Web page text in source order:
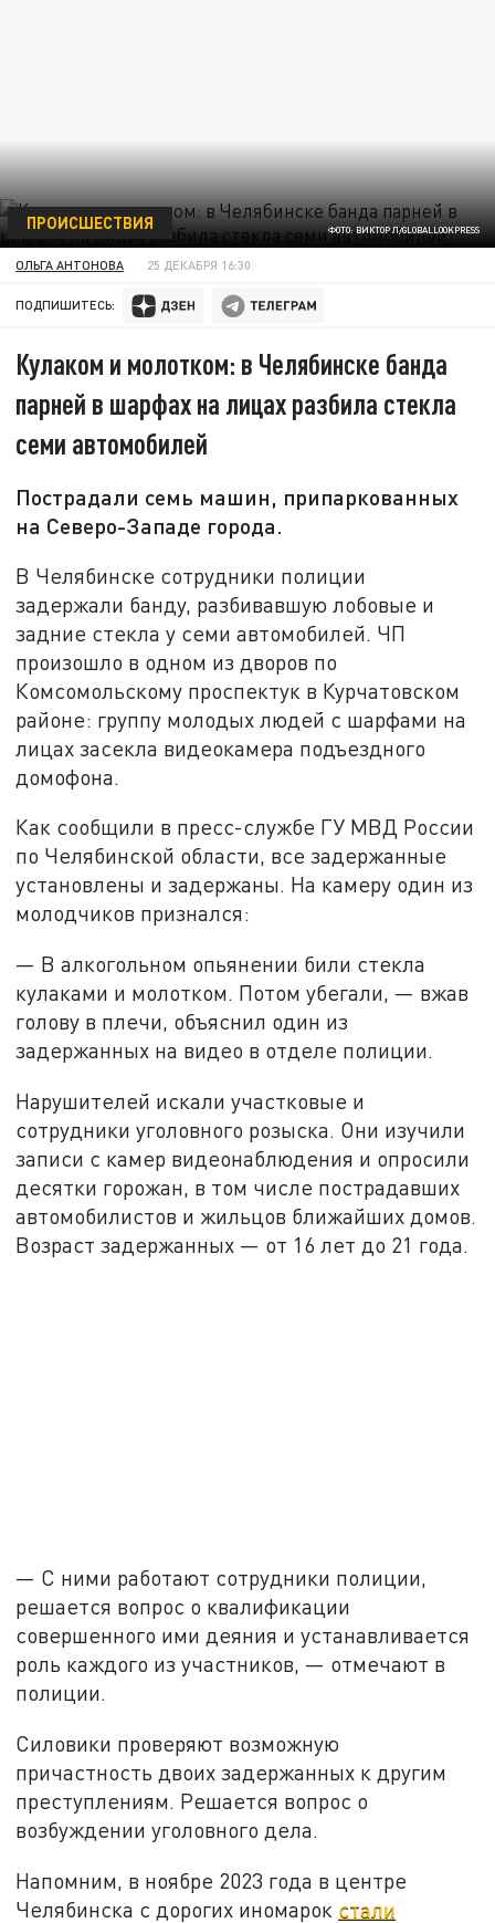
ФОТО: ВИКТОР Л/GLOBALLOOKPRESS
ПРОИСШЕСТВИЯ
ОЛЬГА АНТОНОВА 25 ДЕКАБРЯ 16:30
ПОДПИШИТЕСЬ:
Кулаком и молотком: в Челябинске банда
парней в шарфах на лицах разбила стекла
семи автомобилей
Пострадали семь машин, припаркованных
на Северо-Западе города.
В Челябинске сотрудники полиции
задержали банду, разбивавшую лобовые и
задние стекла у семи автомобилей. ЧП
произошло в одном из дворов по
Комсомольскому проспектук в Курчатовском
районе: группу молодых людей с шарфами на
лицах засекла видеокамера подъездного
домофона.
Как сообщили в пресс-службе ГУ МВД России
по Челябинской области, все задержанные
установлены и задержаны. На камеру один из
молодчиков признался:
— В алкогольном опьянении били стекла
кулаками и молотком. Потом убегали, — вжав
голову в плечи, объяснил один из
задержанных на видео в отделе полиции.
Нарушителей искали участковые и
сотрудники уголовного розыска. Они изучили
записи с камер видеонаблюдения и опросили
десятки горожан, в том числе пострадавших
автомобилистов и жильцов ближайших домов.
Возраст задержанных — от 16 лет до 21 года.
— С ними работают сотрудники полиции,
решается вопрос о квалификации
совершенного ими деяния и устанавливается
роль каждого из участников, — отмечают в
полиции.
Силовики проверяют возможную
причастность двоих задержанных к другим
преступлениям. Решается вопрос о
возбуждении уголовного дела.
Напомним, в ноябре 2023 года в центре
Челябинска с дорогих иномарок стали